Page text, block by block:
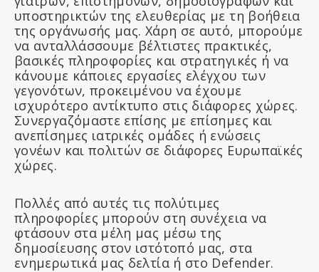
υποστηρικτών της ελευθερίας με τη βοήθεια
της οργάνωσής μας. Χάρη σε αυτό, μπορούμε
να ανταλλάσσουμε βέλτιστες πρακτικές,
βασικές πληροφορίες και στρατηγικές ή να
κάνουμε κάποιες εργασίες ελέγχου των
γεγονότων, προκειμένου να έχουμε
ισχυρότερο αντίκτυπο στις διάφορες χώρες.
Συνεργαζόμαστε επίσης με επίσημες και
ανεπίσημες ιατρικές ομάδες ή ενώσεις
γονέων και πολιτών σε διάφορες Ευρωπαϊκές
χώρες.
Πολλές από αυτές τις πολύτιμες
πληροφορίες μπορούν στη συνέχεια να
φτάσουν στα μέλη μας μέσω της
δημοσίευσης στον ιστότοπό μας, στα
ενημερωτικά μας δελτία ή στο Defender.